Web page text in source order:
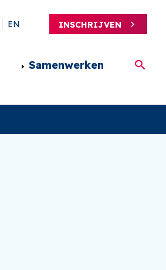
EN INSCHRIJVEN
Samenwerken